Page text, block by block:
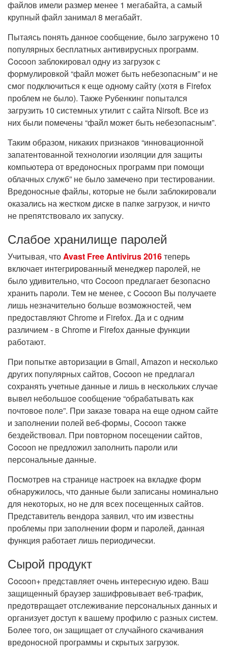
файлов имели размер менее 1 мегабайта, а самый
крупный файл занимал 8 мегабайт.
Пытаясь понять данное сообщение, было загружено 10
популярных бесплатных антивирусных программ.
Cocoon заблокировал одну из загрузок с
формулировкой “файл может быть небезопасным” и не
смог подключиться к еще одному сайту (хотя в Firefox
проблем не было). Также Рубенкинг попытался
загрузить 10 системных утилит с сайта Nirsoft. Все из
них были помечены “файл может быть небезопасным”.
Таким образом, никаких признаков “инновационной
запатентованной технологии изоляции для защиты
компьютера от вредоносных программ при помощи
облачных служб” не было замечено при тестировании.
Вредоносные файлы, которые не были заблокировали
оказались на жестком диске в папке загрузок, и ничто
не препятствовало их запуску.
Слабое хранилище паролей
Учитывая, что Avast Free Antivirus 2016теперь
включает интегрированный менеджер паролей, не
было удивительно, что Cocoon предлагает безопасно
хранить пароли. Тем не менее, с Cocoon Вы получаете
лишь незначительно больше возможностей, чем
предоставляют Chrome и Firefox. Да и с одним
различием - в Chrome и Firefox данные функции
работают.
При попытке авторизации в Gmail, Amazon и несколько
других популярных сайтов, Cocoon не предлагал
сохранять учетные данные и лишь в нескольких случае
вывел небольшое сообщение “обрабатывать как
почтовое поле”. При заказе товара на еще одном сайте
и заполнении полей веб-формы, Cocoon также
бездействовал. При повторном посещении сайтов,
Cocoon не предложил заполнить пароли или
персональные данные.
Посмотрев на странице настроек на вкладке форм
обнаружилось, что данные были записаны номинально
для некоторых, но не для всех посещенных сайтов.
Представитель вендора заявил, что им известны
проблемы при заполнении форм и паролей, данная
функция работает лишь периодически.
Сырой продукт
Cocoon+ представляет очень интересную идею. Ваш
защищенный браузер зашифровывает веб-трафик,
предотвращает отслеживание персональных данных и
организует доступ к вашему профилю с разных систем.
Более того, он защищает от случайного скачивания
вредоносной программы и скрытых загрузок.